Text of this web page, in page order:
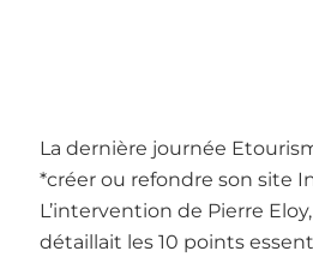
La dernière journée
*créer ou refondre son site
L’intervention de Pierre
détaillait les 10 points